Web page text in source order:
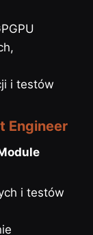
i testów
Engineer
i testów